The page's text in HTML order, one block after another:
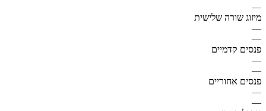
—
מיזוג שורה שלישית
—
—
פנסים קדמיים
—
—
פנסים אחוריים
—
—